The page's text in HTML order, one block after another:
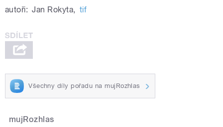
autoři: Jan Rokyta, tif
Všechny díly pořadu na mujRozhlas
mujRozhlas